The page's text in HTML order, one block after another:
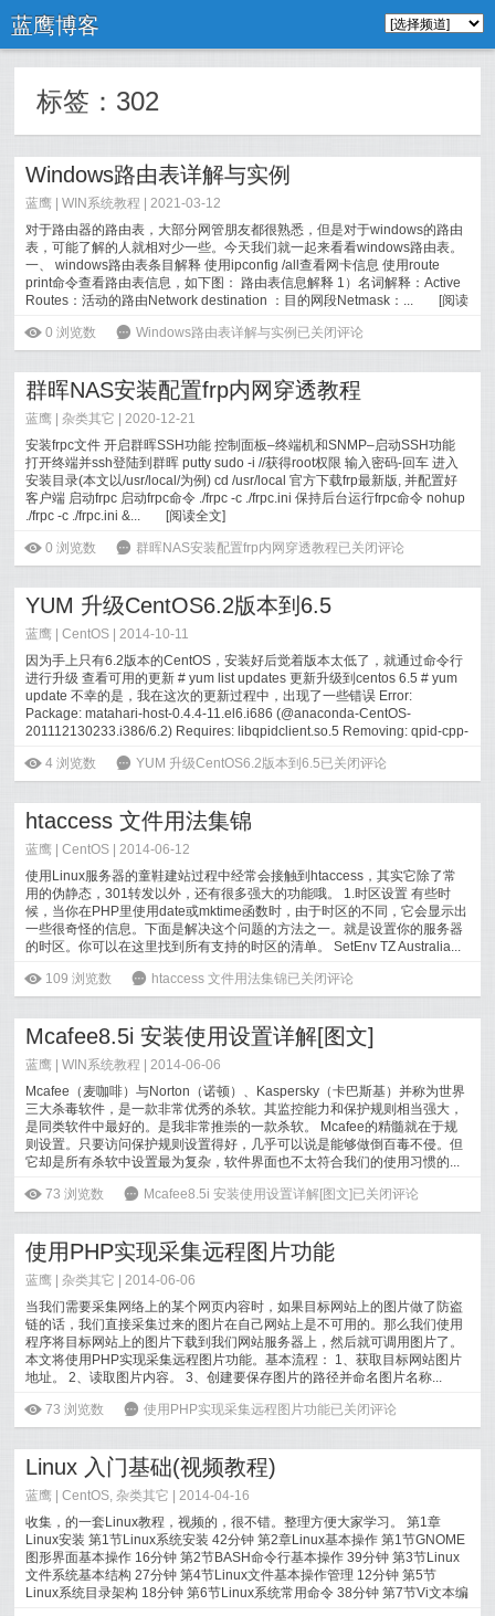
蓝鹰博客
标签： 302
Windows路由表详解与实例
蓝鹰 |WIN系统教程
| 2021-03-12
对于路由器的路由表，大部分网管朋友都很熟悉，但是对于windows的路由
表，可能了解的人就相对少一些。今天我们就一起来看看windows路由表。
一、 windows路由表条目解释 使用ipconfig /all查看网卡信息 使用route
print命令查看路由表信息，如下图： 路由表信息解释 1）名词解释：Active
Routes：活动的路由Network destination ：目的网段Netmask：...
[阅读
ė 0 浏览数 6 Windows路由表详解与实例 已关闭评论
群晖NAS安装配置frp内网穿透教程
蓝鹰 | 杂类其它
| 2020-12-21
安装frpc文件 开启群晖SSH功能 控制面板–终端机和SNMP–启动SSH功能
打开终端并ssh登陆到群晖 putty sudo -i //获得root权限 输入密码-回车 进入
安装目录(本文以/usr/local/为例) cd /usr/local 官方下载frp最新版, 并配置好
客户端 启动frpc 启动frpc命令 ./frpc -c ./frpc.ini 保持后台运行frpc命令 nohup
./frpc -c ./frpc.ini &...
[阅读全文]
ė 0 浏览数 6 群晖NAS安装配置frp内网穿透教程已关闭评论
YUM 升级CentOS6.2版本到6.5
蓝鹰 |CentOS | 2014-10-11
因为手上只有6.2版本的CentOS，安装好后觉着版本太低了，就通过命令行
进行升级 查看可用的更新 # yum list updates 更新升级到centos 6.5 # yum
update 不幸的是，我在这次的更新过程中，出现了一些错误 Error:
Package: matahari-host-0.4.4-11.el6.i686 (@anaconda-CentOS-
201112130233.i386/6.2) Requires: libqpidclient.so.5 Removing: qpid-cpp-
ė 4 浏览数 6 YUM 升级CentOS6.2版本到6.5已关闭评论
htaccess 文件用法集锦
蓝鹰 |CentOS | 2014-06-12
使用Linux服务器的童鞋建站过程中经常会接触到htaccess，其实它除了常
用的伪静态，301转发以外，还有很多强大的功能哦。 1.时区设置 有些时
候，当你在PHP里使用date或mktime函数时，由于时区的不同，它会显示出
一些很奇怪的信息。下面是解决这个问题的方法之一。就是设置你的服务器
的时区。你可以在这里找到所有支持的时区的清单。 SetEnv TZ Australia...
ė 109 浏览数 6 htaccess 文件用法集锦已关闭评论
Mcafee8.5i 安装使用设置详解[图文]
蓝鹰 |WIN系统教程
| 2014-06-06
Mcafee（麦咖啡）与Norton（诺顿）、Kaspersky（卡巴斯基）并称为世界
三大杀毒软件，是一款非常优秀的杀软。其监控能力和保护规则相当强大，
是同类软件中最好的。是我非常推崇的一款杀软。 Mcafee的精髓就在于规
则设置。只要访问保护规则设置得好，几乎可以说是能够做倒百毒不侵。但
它却是所有杀软中设置最为复杂，软件界面也不太符合我们的使用习惯的...
ė 73 浏览数 6 Mcafee8.5i 安装使用设置详解[图文]已关闭评论
使用PHP实现采集远程图片功能
蓝鹰 | 杂类其它
| 2014-06-06
当我们需要采集网络上的某个网页内容时，如果目标网站上的图片做了防盗
链的话，我们直接采集过来的图片在自己网站上是不可用的。那么我们使用
程序将目标网站上的图片下载到我们网站服务器上，然后就可调用图片了。
本文将使用PHP实现采集远程图片功能。基本流程： 1、获取目标网站图片
地址。 2、读取图片内容。 3、创建要保存图片的路径并命名图片名称...
ė 73 浏览数 6 使用PHP实现采集远程图片功能已关闭评论
Linux 入门基础(视频教程)
蓝鹰 |CentOS, 杂类其它
| 2014-04-16
收集，的一套Linux教程，视频的，很不错。整理方便大家学习。 第1章
Linux安装 第1节Linux系统安装 42分钟 第2章Linux基本操作 第1节GNOME
图形界面基本操作 16分钟 第2节BASH命令行基本操作 39分钟 第3节Linux
文件系统基本结构 27分钟 第4节Linux文件基本操作管理 12分钟 第5节
Linux系统目录架构 18分钟 第6节Linux系统常用命令 38分钟 第7节Vi文本编